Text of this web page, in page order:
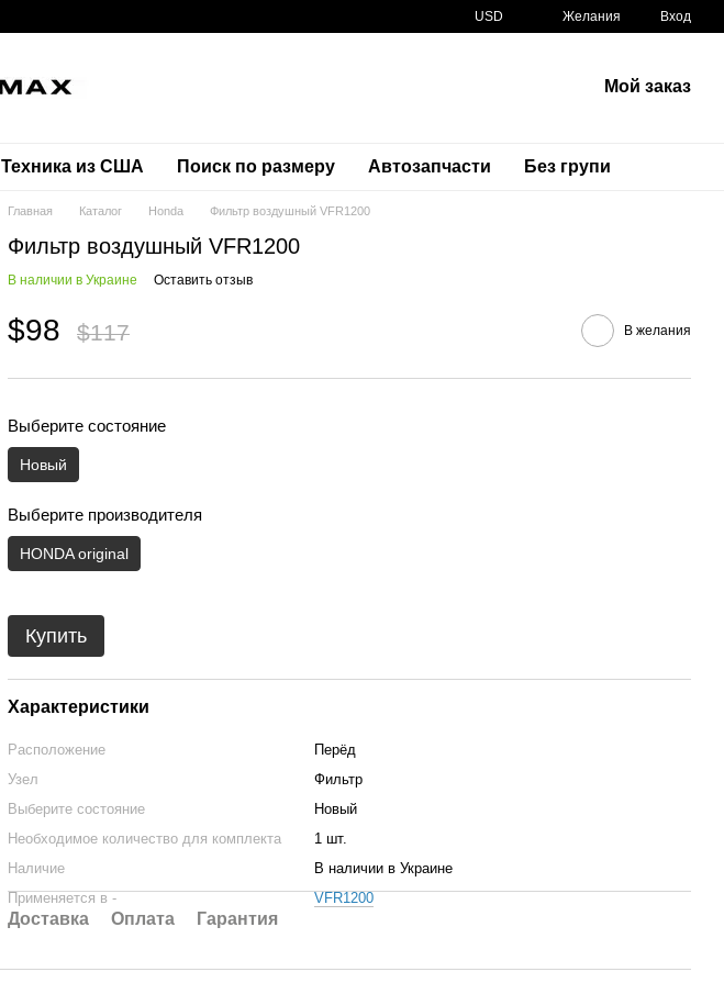
USD Желания Вход
Мой заказ
Техника из США Поиск по размеру Автозапчасти Без групи
Главная Каталог Honda Фильтр воздушный VFR1200
Фильтр воздушный VFR1200
В наличии в Украине Оставить отзыв
$98 $117 В желания
Выберите состояние
Новый
Выберите производителя
HONDA original
Купить
Характеристики
Расположение
Пepёд
Узел
Фильтр
Выберите состояние
Новый
Необходимое количество для комплекта
1 шт.
Наличие
В наличии в Украине
Применяется в -
VFR1200
Доставка Оплата Гарантия